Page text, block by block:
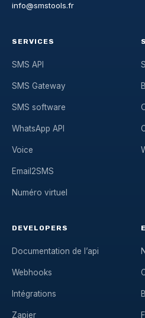
info@smstools.fr
SERVICES
SMS API
SMS Gateway
SMS software
WhatsApp API
Voice
Email2SMS
Numéro virtuel
DEVELOPERS
Documentation de l’api
Webhooks
Intégrations
Zapier